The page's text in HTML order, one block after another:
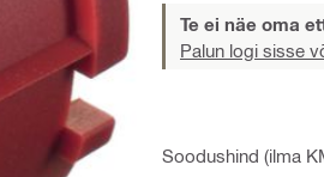
Te ei näe oma
Palun logi sisse
Soodushind (ilma